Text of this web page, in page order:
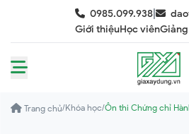
0985.099.938|
Giới thiệuHọc viên
Trang chủ/Khóa học/Ôn thi Chứng chỉ